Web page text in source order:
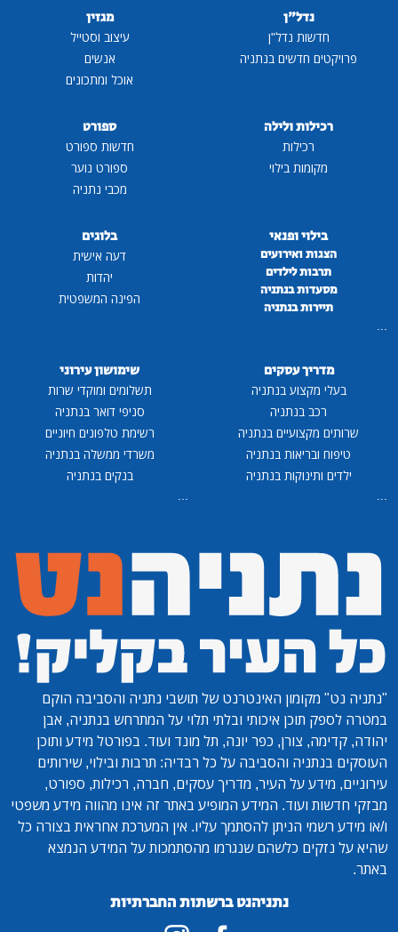
נדל"ן
חדשות נדל"ן
פרויקטים חדשים בנתניה
מגזין
עיצוב וסטייל
אנשים
אוכל ומתכונים
רכילות ולילה
רכילות
מקומות בילוי
ספורט
חדשות ספורט
ספורט נוער
מכבי נתניה
בילוי ופנאי
הצגות ואירועים
תרבות לילדים
מסעדות בנתניה
תיירות בנתניה
...
בלוגים
דעה אישית
יהדות
הפינה המשפטית
מדריך עסקים
בעלי מקצוע בנתניה
רכב בנתניה
שרותים מקצועיים בנתניה
טיפוח ובריאות בנתניה
ילדים ותינוקות בנתניה
...
שימושון עירוני
תשלומים ומוקדי שרות
סניפי דואר בנתניה
רשימת טלפונים חיוניים
משרדי ממשלה בנתניה
בנקים בנתניה
...
"נתניה נט" מקומון האינטרנט של תושבי נתניה והסביבה הוקם
במטרה לספק תוכן איכותי ובלתי תלוי על המתרחש בנתניה, אבן
יהודה, קדימה, צורן, כפר יונה, תל מונד ועוד. בפורטל מידע ותוכן
העוסקים בנתניה והסביבה על כל רבדיה: תרבות ובילוי, שירותים
עירוניים, מידע על העיר, מדריך עסקים, חברה, רכילות, ספורט,
מבזקי חדשות ועוד. המידע המופיע באתר זה אינו מהווה מידע משפטי
ו/או מידע רשמי הניתן להסתמך עליו. אין המערכת אחראית בצורה כל
שהיא על נזקים כלשהם שנגרמו מהסתמכות על המידע הנמצא
באתר.
נתניהנט ברשתות החברתיות